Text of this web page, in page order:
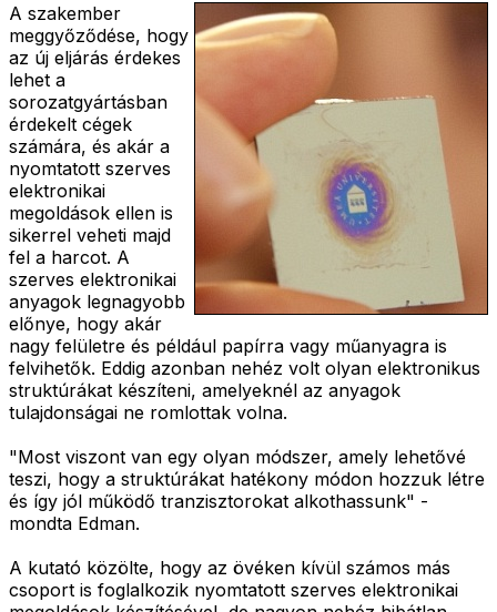
A szakember
meggyőződése, hogy
az új eljárás érdekes
lehet a
sorozatgyártásban
érdekelt cégek
számára, és akár a
nyomtatott szerves
elektronikai
megoldások ellen is
sikerrel veheti majd
fel a harcot. A
szerves elektronikai
anyagok legnagyobb
előnye, hogy akár
nagy felületre és például papírra vagy műanyagra is
felvihetők. Eddig azonban nehéz volt olyan elektronikus
struktúrákat készíteni, amelyeknél az anyagok
tulajdonságai ne romlottak volna.
"Most viszont van egy olyan módszer, amely lehetővé
teszi, hogy a struktúrákat hatékony módon hozzuk létre
és így jól működő tranzisztorokat alkothassunk" -
mondta Edman.
A kutató közölte, hogy az övéken kívül számos más
csoport is foglalkozik nyomtatott szerves elektronikai